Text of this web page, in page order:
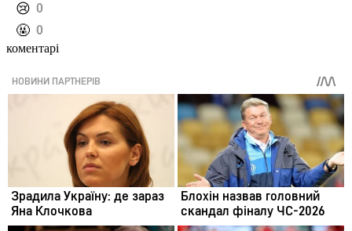
️😢 0
️🤬 0
коментарі